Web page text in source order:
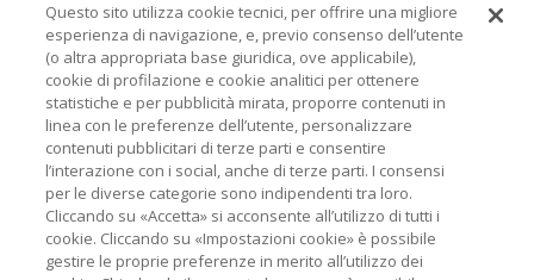
RISPARMIO GESTITO SOCIAL MEDIA STILE VALUE
TASSI UGUAGLIANZA DI GENERE VOLATILITÀ
© 2026 ONLINE SIM - ONLINE SIM È UNA SOCIETÀ DEL
GRUPPO BANCARIOERSEL - P.IVA 12927410154
PRIVACY POLICY
COOKIE INFORMAZIONI LEGALI
Questo sito utilizza cookie tecnici, per offrire una migliore
esperienza di navigazione, e, previo consenso dell’utente
(o altra appropriata base giuridica, ove applicabile),
cookie di profilazione e cookie analitici per ottenere
statistiche e per pubblicità mirata, proporre contenuti in
linea con le preferenze dell’utente, personalizzare
contenuti pubblicitari di terze parti e consentire
l’interazione con i social, anche di terze parti. I consensi
per le diverse categorie sono indipendenti tra loro.
Cliccando su «Accetta» si acconsente all’utilizzo di tutti i
cookie. Cliccando su «Impostazioni cookie» è possibile
gestire le proprie preferenze in merito all’utilizzo dei